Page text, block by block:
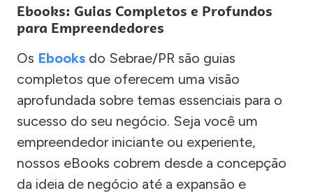
Ebooks: Guias Completos e Profundos
para Empreendedores
Os Ebooks do Sebrae/PR são guias
completos que oferecem uma visão
aprofundada sobre temas essenciais para o
sucesso do seu negócio. Seja você um
empreendedor iniciante ou experiente,
nossos eBooks cobrem desde a concepção
da ideia de negócio até a expansão e